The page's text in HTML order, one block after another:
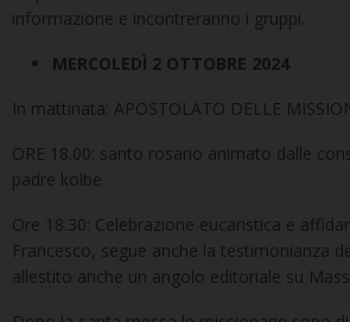
informazione e incontreranno i gruppi.
MERCOLEDÌ 2 OTTOBRE 2024
In mattinata: APOSTOLATO DELLE
ORE 18.00: santo rosario animato dalle
padre kolbe
Ore 18.30: Celebrazione eucaristica e
Francesco, segue anche la testimonianza
allestito anche un angolo editoriale su